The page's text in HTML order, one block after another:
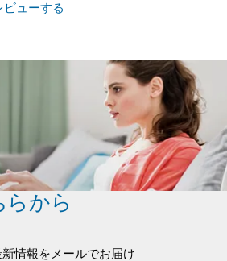
ビューする
らから
情報をメールでお届け